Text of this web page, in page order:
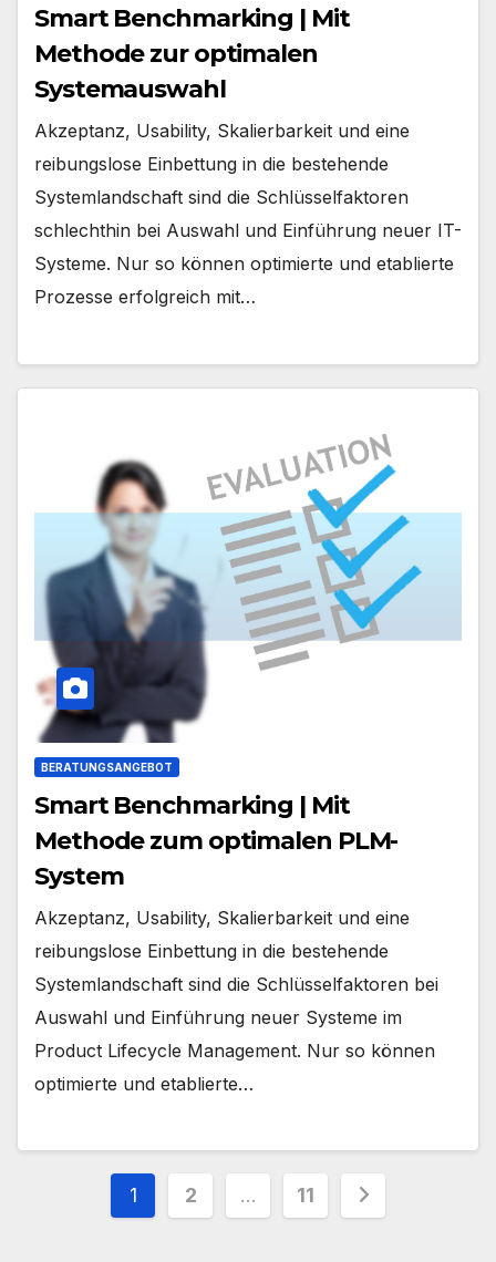
Smart Benchmarking | Mit
Methode zur optimalen
Systemauswahl
Akzeptanz, Usability, Skalierbarkeit und eine
reibungslose Einbettung in die bestehende
Systemlandschaft sind die Schlüsselfaktoren
schlechthin bei Auswahl und Einführung neuer IT-
Systeme. Nur so können optimierte und etablierte
Prozesse erfolgreich mit…
BERATUNGSANGEBOT
Smart Benchmarking | Mit
Methode zum optimalen PLM-
System
Akzeptanz, Usability, Skalierbarkeit und eine
reibungslose Einbettung in die bestehende
Systemlandschaft sind die Schlüsselfaktoren bei
Auswahl und Einführung neuer Systeme im
Product Lifecycle Management. Nur so können
optimierte und etablierte…
Seitennummerierung
1 2 … 11